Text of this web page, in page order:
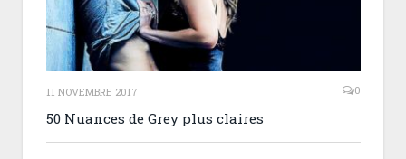
11 NOVEMBRE 2017 0
50 Nuances de Grey plus claires